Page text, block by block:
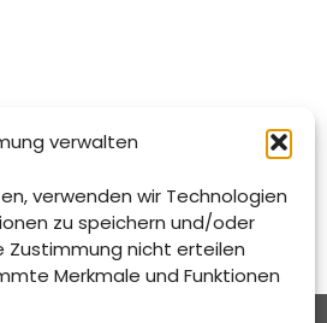
verwalten
verwenden wir Technologien
zu speichern und/oder
Zustimmung nicht erteilen
Merkmale und Funktionen